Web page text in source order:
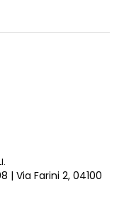
.
| Via Farini 2, 04100